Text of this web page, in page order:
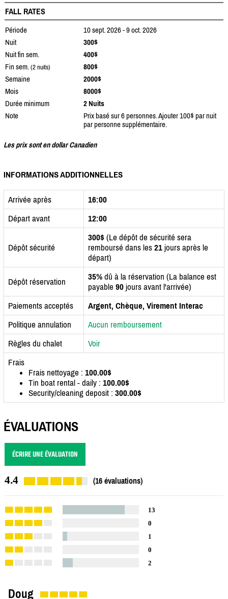
FALL RATES
Période
10 sept. 2026 - 9 oct. 2026
Nuit
300$
Nuit fin sem.
400$
Fin sem. (2 nuits)
800$
Semaine
2000$
Mois
8000$
Durée minimum
2 Nuits
Note
Prix basé sur 6 personnes. Ajouter 100$ par nuit
par personne supplémentaire.
Les prix sont en dollar Canadien
INFORMATIONS ADDITIONNELLES
Arrivée après
16:00
Départ avant
12:00
Dépôt sécurité
300$ (Le dépôt de sécurité sera
remboursé dans les 21 jours après le
départ)
Dépôt réservation 35% dû à la réservation (La balance est
payable 90 jours avant l'arrivée)
Paiements acceptés
Argent, Chèque, Virement Interac
Politique annulation
Aucun remboursement
Règles du chalet
Voir
Frais
Frais nettoyage : 100.00$
Tin boat rental - daily : 100.00$
Security/cleaning deposit : 300.00$
ÉVALUATIONS
ÉCRIRE UNE ÉVALUATION
4.4 (16 évaluations)
13
0
1
0
2
Doug